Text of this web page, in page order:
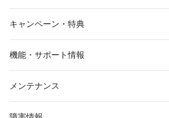
キャンペーン・特典
機能・サポート情報
メンテナンス